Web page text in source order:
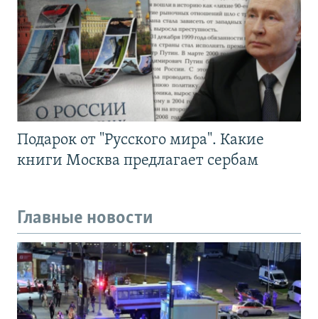
Подарок от "Русского мира". Какие
книги Москва предлагает сербам
Главные новости